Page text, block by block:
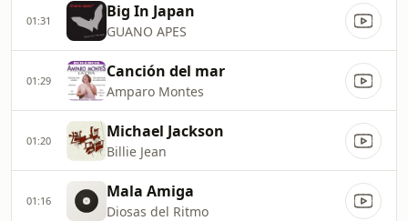
01:31 Big In Japan
GUANO APES
01:29 Canción del mar
Amparo Montes
01:20 Michael Jackson
Billie Jean
01:16 Mala Amiga
Diosas del Ritmo